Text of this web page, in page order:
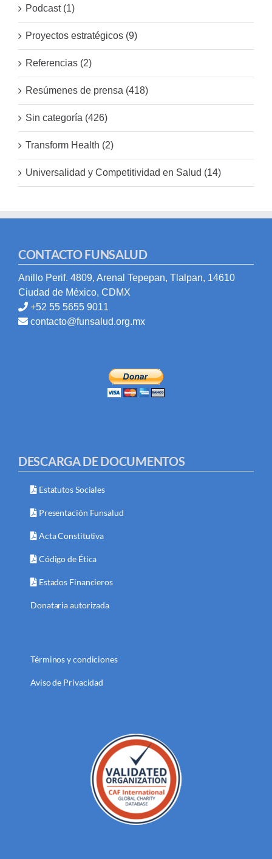
Podcast (1)
Proyectos estratégicos (9)
Referencias (2)
Resúmenes de prensa (418)
Sin categoría (426)
Transform Health (2)
Universalidad y Competitividad en Salud (14)
CONTACTO FUNSALUD
Anillo Perif. 4809, Arenal Tepepan, Tlalpan, 14610
Ciudad de México, CDMX
+52 55 5655 9011
contacto@funsalud.org.mx
DESCARGA DE DOCUMENTOS
Estatutos Sociales
Presentación Funsalud
Acta Constitutiva
Código de Ética
Estados Financieros
Donataria autorizada
Términos y condiciones
Aviso de Privacidad